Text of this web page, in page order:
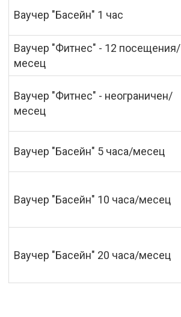
Ваучер "Басейн" 1 час
Ваучер "Фитнес" - 12 посещения/
месец
Ваучер "Фитнес" - неограничен/
месец
Ваучер "Басейн" 5 часа/месец
Ваучер "Басейн" 10 часа/месец
Ваучер "Басейн" 20 часа/месец